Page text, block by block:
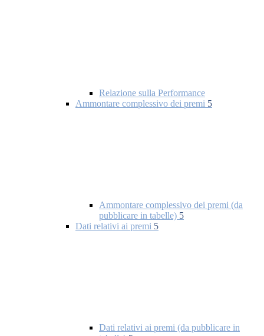
Relazione sulla Performance
Ammontare complessivo dei premi 5
Ammontare complessivo dei premi (da
pubblicare in tabelle) 5
Dati relativi ai premi 5
Dati relativi ai premi (da pubblicare in